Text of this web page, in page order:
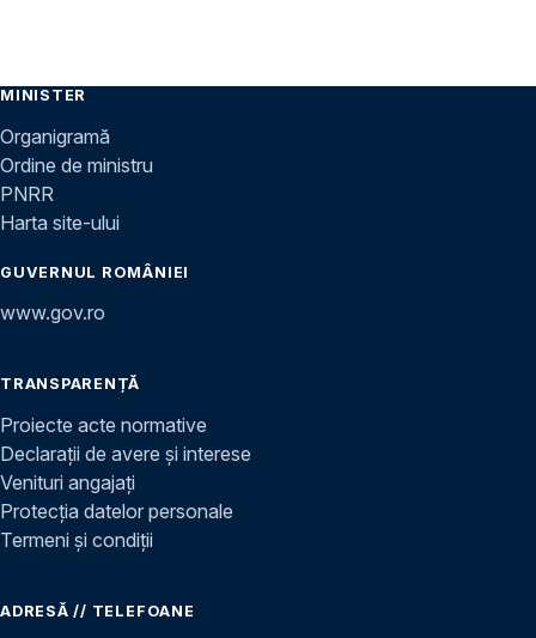
MINISTER
Organigramă
Ordine de ministru
PNRR
Harta site-ului
GUVERNUL ROMÂNIEI
www.gov.ro
TRANSPARENȚĂ
Proiecte acte normative
Declarații de avere și interese
Venituri angajați
Protecția datelor personale
Termeni și condiții
ADRESĂ // TELEFOANE